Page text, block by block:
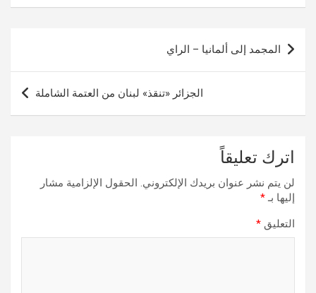
تصفّح
المقالات
المجمد إلى ألمانيا – الراي
الجزائر «تنقذ» لبنان من العتمة الشاملة
اترك تعليقاً
لن يتم نشر عنوان بريدك الإلكتروني. الحقول الإلزامية مشار
إليها بـ*
التعليق *